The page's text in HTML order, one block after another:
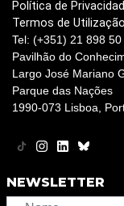
Política de
Termos de Utilização
Tel: (+351) 21 898
Pavilhão do
Largo José Mariano
Parque das Nações
1990-073 Lisboa,
NEWSLETTER